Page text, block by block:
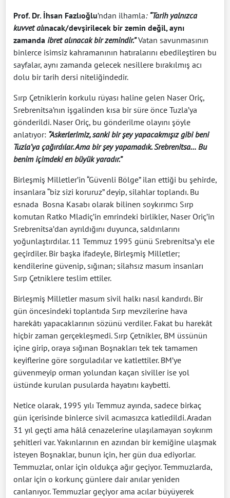
Prof. Dr. İhsan Fazlıoğlu’ndan ilhamla: “Tarih yalnızca
kuvvet alınacak/devşirilecek bir zemin değil, aynı
zamanda ibret alınacak bir zemindir.”Vatan savunmasının
binlerce isimsiz kahramanının hatıralarını ebedileştiren bu
sayfalar, aynı zamanda gelecek nesillere bırakılmış acı
dolu bir tarih dersi niteliğindedir.
Sırp Çetniklerin korkulu rüyası haline gelen Naser Oriç,
Srebrenitsa’nın işgalinden kısa bir süre önce Tuzla’ya
gönderildi. Naser Oriç, bu gönderilme olayını şöyle
anlatıyor: “Askerlerimiz, sanki bir şey yapacakmışız gibi beni
Tuzla’ya çağırdılar. Ama bir şey yapamadık. Srebrenitsa… Bu
benim içimdeki en büyük yaradır.”
Birleşmiş Milletler’in “Güvenli Bölge” ilan ettiği bu şehirde,
insanlara “biz sizi koruruz” deyip, silahlar toplandı. Bu
esnada Bosna Kasabı olarak bilinen soykırımcı Sırp
komutan Ratko Mladiç’in emrindeki birlikler, Naser Oriç’in
Srebrenitsa’dan ayrıldığını duyunca, saldırılarını
yoğunlaştırdılar. 11 Temmuz 1995 günü Srebrenitsa’yı ele
geçirdiler. Bir başka ifadeyle, Birleşmiş Milletler;
kendilerine güvenip, sığınan; silahsız masum insanları
Sırp Çetniklere teslim ettiler.
Birleşmiş Milletler masum sivil halkı nasıl kandırdı. Bir
gün öncesindeki toplantıda Sırp mevzilerine hava
harekâtı yapacaklarının sözünü verdiler. Fakat bu harekât
hiçbir zaman gerçekleşmedi. Sırp Çetnikler, BM üssünün
içine girip, oraya sığınan Boşnakları tek tek tamamen
keyiflerine göre sorguladılar ve katlettiler. BM’ye
güvenmeyip orman yolundan kaçan siviller ise yol
üstünde kurulan pusularda hayatını kaybetti.
Netice olarak, 1995 yılı Temmuz ayında, sadece birkaç
gün içerisinde binlerce sivil acımasızca katledildi. Aradan
31 yıl geçti ama hâlâ cenazelerine ulaşılamayan soykırım
şehitleri var. Yakınlarının en azından bir kemiğine ulaşmak
isteyen Boşnaklar, bunun için, her gün dua ediyorlar.
Temmuzlar, onlar için oldukça ağır geçiyor. Temmuzlarda,
onlar için o korkunç günlere dair anılar yeniden
canlanıyor. Temmuzlar geçiyor ama acılar büyüyerek